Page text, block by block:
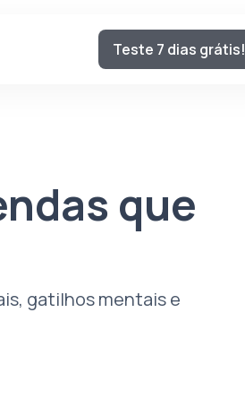
Teste 7 dias grátis!
que
gatilhos mentais e